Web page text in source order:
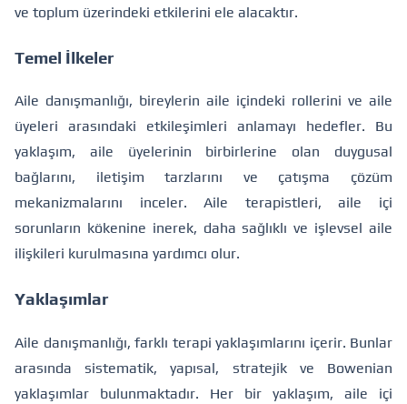
ve toplum üzerindeki etkilerini ele alacaktır.
Temel İlkeler
Aile danışmanlığı, bireylerin aile içindeki rollerini ve aile
üyeleri arasındaki etkileşimleri anlamayı hedefler. Bu
yaklaşım, aile üyelerinin birbirlerine olan duygusal
bağlarını, iletişim tarzlarını ve çatışma çözüm
mekanizmalarını inceler. Aile terapistleri, aile içi
sorunların kökenine inerek, daha sağlıklı ve işlevsel aile
ilişkileri kurulmasına yardımcı olur.
Yaklaşımlar
Aile danışmanlığı, farklı terapi yaklaşımlarını içerir. Bunlar
arasında sistematik, yapısal, stratejik ve Bowenian
yaklaşımlar bulunmaktadır. Her bir yaklaşım, aile içi